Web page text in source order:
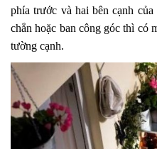
phía trước và hai bên cạnh
chắn hoặc ban công góc thì có
tường cạnh.